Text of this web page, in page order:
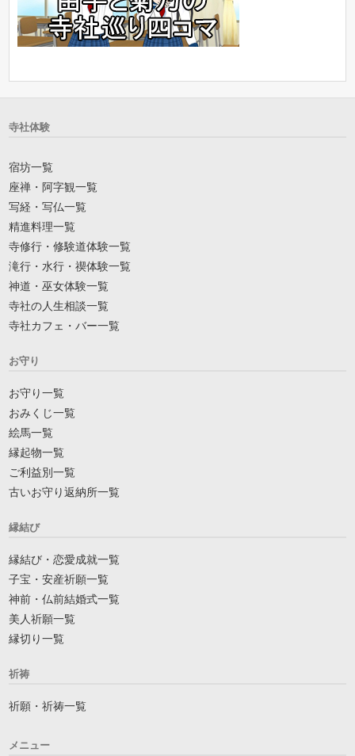
寺社体験
宿坊一覧
座禅・阿字観一覧
写経・写仏一覧
精進料理一覧
寺修行・修験道体験一覧
滝行・水行・禊体験一覧
神道・巫女体験一覧
寺社の人生相談一覧
寺社カフェ・バー一覧
お守り
お守り一覧
おみくじ一覧
絵馬一覧
縁起物一覧
ご利益別一覧
古いお守り返納所一覧
縁結び
縁結び・恋愛成就一覧
子宝・安産祈願一覧
神前・仏前結婚式一覧
美人祈願一覧
縁切り一覧
祈祷
祈願・祈祷一覧
メニュー